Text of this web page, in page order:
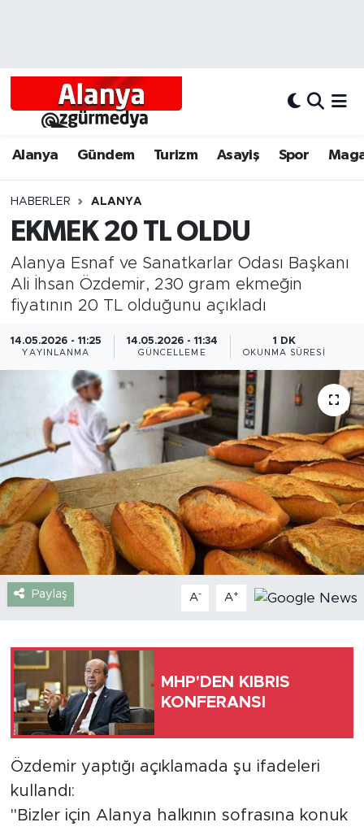
Alanya Gündem Turizm Asayiş Spor
HABERLER ALANYA
EKMEK 20 TL OLDU
Alanya Esnaf ve Sanatkarlar Odası Başkanı
Ali İhsan Özdemir, 230 gram ekmeğin
fiyatının 20 TL olduğunu açıkladı
14.05.2026 - 11:25
YAYINLANMA
14.05.2026 - 11:34
GÜNCELLEME
1 DK
OKUNMA SÜRESI
Paylaş A- A+
MHP'DEN KIBRIS
KONFERANSI
Özdemir yaptığı açıklamada şu ifadeleri
kullandı:
"Bizler için Alanya halkının sofrasına konuk
Alanyum
Bölgesel
Dünya
Eğitim
Ekonomi
Gazipaşa
Güncel
Gündem
İnşaat-Emlak
Kültür-Sanat
Sağlık
Spor
Turizm
Türkiye
Yaşam
Alanya Hava Durumu
Tüm Manşetler
Son Dakika Haberleri
Haber Arşivi